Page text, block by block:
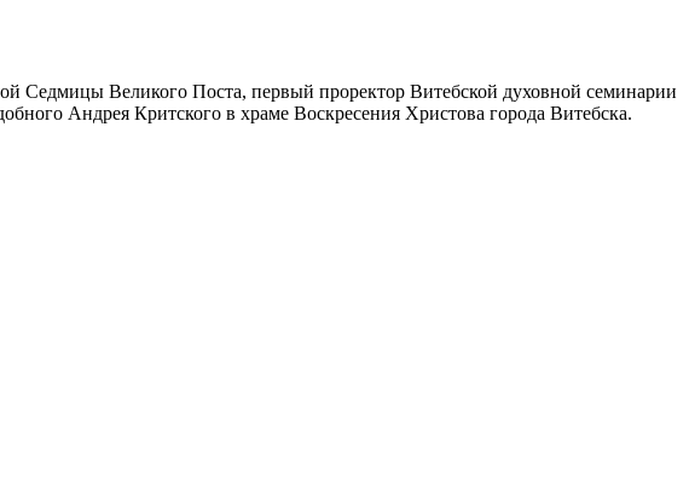
ой Седмицы Великого Поста, первый проректор Витебской духовной семинарии
Андрея Критского в храме Воскресения Христова города Витебска.